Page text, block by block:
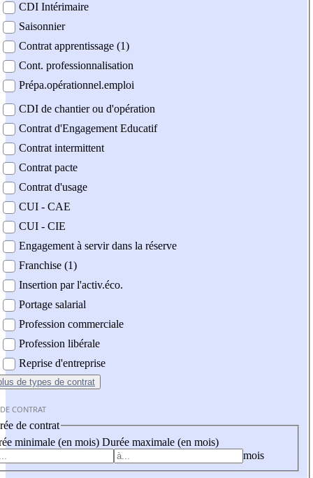
CDI Intérimaire
Saisonnier
Contrat apprentissage (1)
Cont. professionnalisation
Prépa.opérationnel.emploi
CDI de chantier ou d'opération
Contrat d'Engagement Educatif
Contrat intermittent
Contrat pacte
Contrat d'usage
CUI - CAE
CUI - CIE
Engagement à servir dans la réserve
Franchise (1)
Insertion par l'activ.éco.
Portage salarial
Profession commerciale
Profession libérale
Reprise d'entreprise
de types de contrat
CONTRAT
de contrat
minimale (en mois) Durée maximale (en mois)
mois